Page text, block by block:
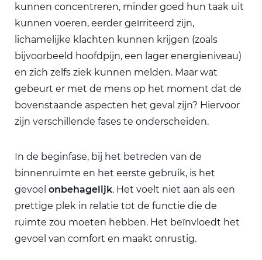
kunnen concentreren, minder goed hun taak uit
kunnen voeren, eerder geïrriteerd zijn,
lichamelijke klachten kunnen krijgen (zoals
bijvoorbeeld hoofdpijn, een lager energieniveau)
en zich zelfs ziek kunnen melden. Maar wat
gebeurt er met de mens op het moment dat de
bovenstaande aspecten het geval zijn? Hiervoor
zijn verschillende fases te onderscheiden.
In de beginfase, bij het betreden van de
binnenruimte en het eerste gebruik, is het
gevoel onbehagelijk. Het voelt niet aan als een
prettige plek in relatie tot de functie die de
ruimte zou moeten hebben. Het beïnvloedt het
gevoel van comfort en maakt onrustig.